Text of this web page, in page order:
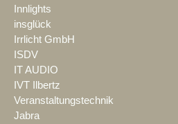
Innlights
insglück
Irrlicht GmbH
ISDV
IT AUDIO
IVT Ilbertz
Veranstaltungstechnik
Jabra